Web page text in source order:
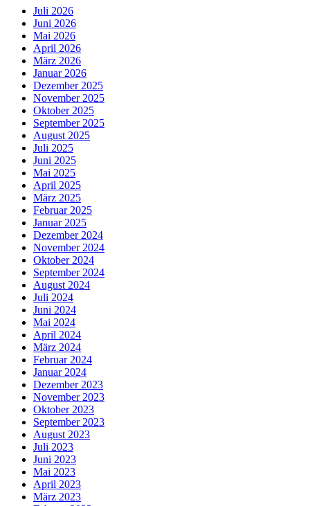
Juli 2026
Juni 2026
Mai 2026
April 2026
März 2026
Januar 2026
Dezember 2025
November 2025
Oktober 2025
September 2025
August 2025
Juli 2025
Juni 2025
Mai 2025
April 2025
März 2025
Februar 2025
Januar 2025
Dezember 2024
November 2024
Oktober 2024
September 2024
August 2024
Juli 2024
Juni 2024
Mai 2024
April 2024
März 2024
Februar 2024
Januar 2024
Dezember 2023
November 2023
Oktober 2023
September 2023
August 2023
Juli 2023
Juni 2023
Mai 2023
April 2023
März 2023